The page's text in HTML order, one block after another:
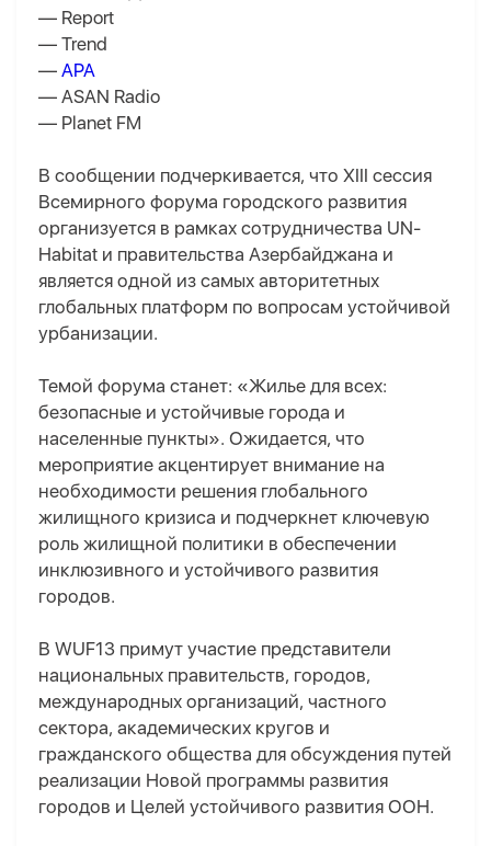
— Report
— Trend
— APA
— ASAN Radio
— Planet FM
В сообщении подчеркивается, что XIII сессия
Всемирного форума городского развития
организуется в рамках сотрудничества UN-
Habitat и правительства Азербайджана и
является одной из самых авторитетных
глобальных платформ по вопросам устойчивой
урбанизации.
Темой форума станет: «Жилье для всех:
безопасные и устойчивые города и
населенные пункты». Ожидается, что
мероприятие акцентирует внимание на
необходимости решения глобального
жилищного кризиса и подчеркнет ключевую
роль жилищной политики в обеспечении
инклюзивного и устойчивого развития
городов.
В WUF13 примут участие представители
национальных правительств, городов,
международных организаций, частного
сектора, академических кругов и
гражданского общества для обсуждения путей
реализации Новой программы развития
городов и Целей устойчивого развития ООН.